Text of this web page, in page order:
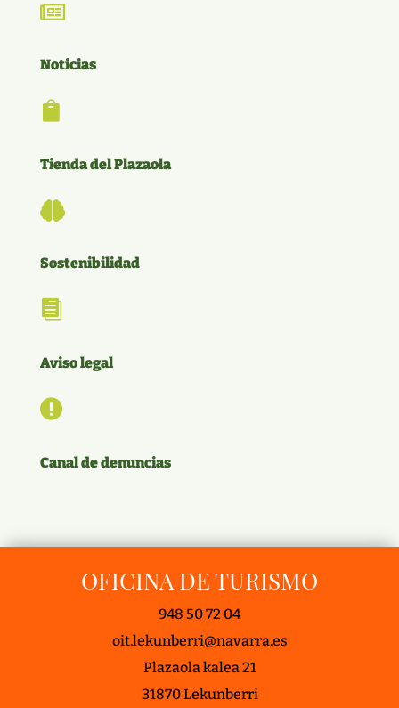

Noticias

Tienda del Plazaola

Sostenibilidad

Aviso legal

Canal de denuncias
OFICINA DE TURISMO
948 50 72 04
oit.lekunberri@navarra.es
Plazaola kalea 21
31870 Lekunberri